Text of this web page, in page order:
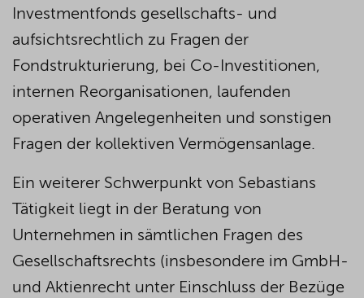
Investmentfonds gesellschafts- und
aufsichtsrechtlich zu Fragen der
Fondstrukturierung, bei Co-Investitionen,
internen Reorganisationen, laufenden
operativen Angelegenheiten und sonstigen
Fragen der kollektiven Vermögensanlage.
Ein weiterer Schwerpunkt von Sebastians
Tätigkeit liegt in der Beratung von
Unternehmen in sämtlichen Fragen des
Gesellschaftsrechts (insbesondere im GmbH-
und Aktienrecht unter Einschluss der Bezüge